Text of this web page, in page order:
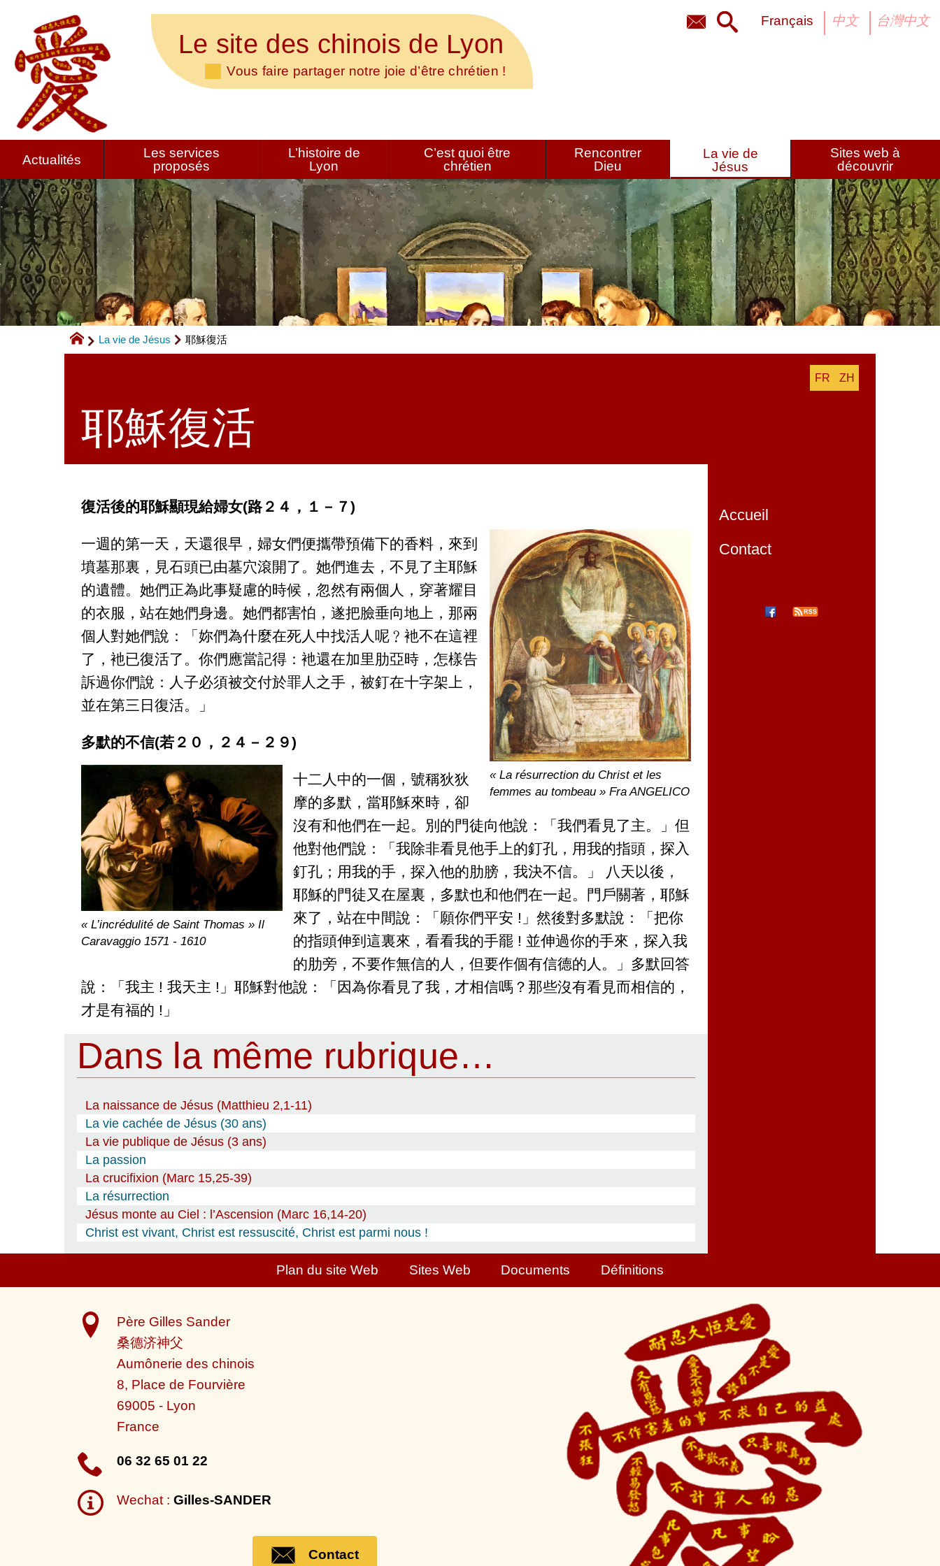
français 中文 台灣中文
Le site des chinois de Lyon
Vous faire partager notre joie d’être chrétien !
Actualités
Les services
proposés
L’histoire de
Lyon
C’est quoi être
chrétien
Rencontrer
Dieu
La vie de
Jésus
Sites web à
découvrir
La vie de Jésus 耶穌復活
FR ZH
耶穌復活
復活後的耶穌顯現給婦女(路２４，１－７)
« La résurrection du Christ et les
femmes au tombeau » Fra ANGELICO
一週的第一天，天還很早，婦女們便攜帶預備下的香料，來到
墳墓那裏，見石頭已由墓穴滾開了。她們進去，不見了主耶穌
的遺體。她們正為此事疑慮的時候，忽然有兩個人，穿著耀目
的衣服，站在她們身邊。她們都害怕，遂把臉垂向地上，那兩
個人對她們說：「妳們為什麼在死人中找活人呢﹖衪不在這裡
了，衪已復活了。你們應當記得：衪還在加里肋亞時，怎樣告
訴過你們說：人子必須被交付於罪人之手，被釘在十字架上，
並在第三日復活。」
多默的不信(若２０，２４－２９)
« L’incrédulité de Saint Thomas » Il
Caravaggio 1571 - 1610
十二人中的一個，號稱狄狄
摩的多默，當耶穌來時，卻
沒有和他們在一起。別的門徒向他說：「我們看見了主。」但
他對他們說：「我除非看見他手上的釘孔，用我的指頭，探入
釘孔；用我的手，探入他的肋膀，我決不信。」 八天以後，
耶穌的門徒又在屋裏，多默也和他們在一起。門戶關著，耶穌
來了，站在中間說：「願你們平安 !」然後對多默說：「把你
的指頭伸到這裏來，看看我的手罷 ! 並伸過你的手來，探入我
的肋旁，不要作無信的人，但要作個有信德的人。」多默回答
說：「我主 ! 我天主 !」耶穌對他說：「因為你看見了我，才相信嗎？那些沒有看見而相信的，
才是有福的 !」
Dans la même rubrique…
La naissance de Jésus (Matthieu 2,1-11)
La vie cachée de Jésus (30 ans)
La vie publique de Jésus (3 ans)
La passion
La crucifixion (Marc 15,25-39)
La résurrection
Jésus monte au Ciel : l’Ascension (Marc 16,14-20)
Christ est vivant, Christ est ressuscité, Christ est parmi nous !
Accueil
Contact
Plan du site Web Sites Web Documents Définitions
Père Gilles Sander
桑德济神父
Aumônerie des chinois
8, Place de Fourvière
69005 - Lyon
France
06 32 65 01 22
Wechat :Gilles-SANDER
Contact